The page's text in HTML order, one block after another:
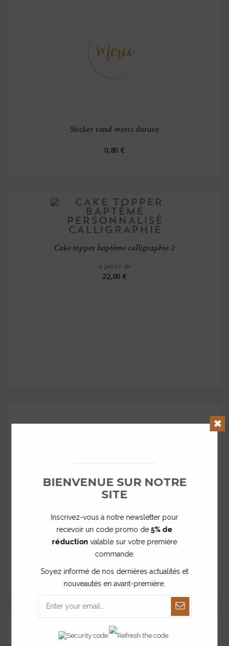
Sticker rond merci dorure
0,80 €
Cake topper baptême calligraphie 2
à partir de
22,00 €
Boîte transparente berlingot
0,55 €
BIENVENUE SUR NOTRE
SITE
Inscrivez-vous à notre newsletter pour
recevoir un code promo de5% de
réduction valable sur votre première
commande.
Soyez informé de nos dernières actualités et
nouveautés en avant-première.